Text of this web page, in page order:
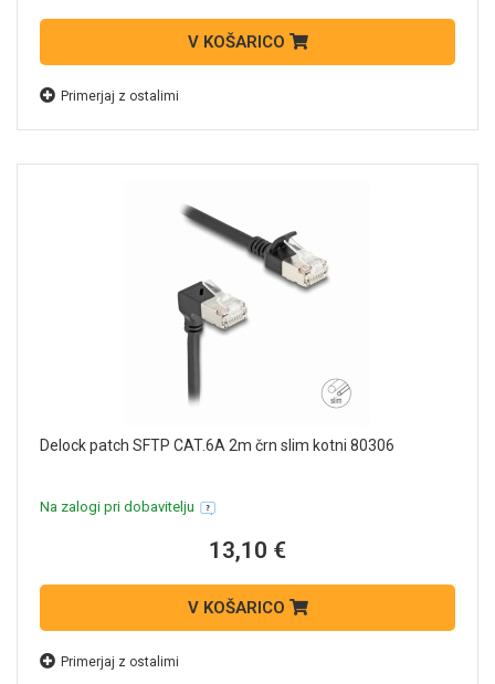
V KOŠARICO
Primerjaj z ostalimi
Delock patch SFTP CAT.6A 2m črn slim kotni 80306
Na zalogi pri dobavitelju
13,10 €
V KOŠARICO
Primerjaj z ostalimi